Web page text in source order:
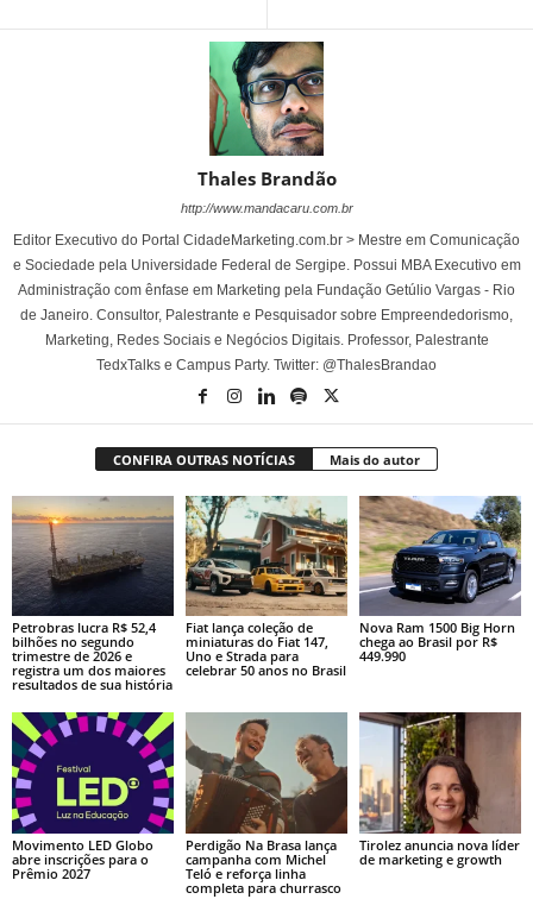
Thales Brandão
http://www.mandacaru.com.br
Editor Executivo do Portal CidadeMarketing.com.br > Mestre em Comunicação
e Sociedade pela Universidade Federal de Sergipe. Possui MBA Executivo em
Administração com ênfase em Marketing pela Fundação Getúlio Vargas - Rio
de Janeiro. Consultor, Palestrante e Pesquisador sobre Empreendedorismo,
Marketing, Redes Sociais e Negócios Digitais. Professor, Palestrante
TedxTalks e Campus Party. Twitter: @ThalesBrandao
CONFIRA OUTRAS NOTÍCIAS Mais do autor
Petrobras lucra R$ 52,4
bilhões no segundo
trimestre de 2026 e
registra um dos maiores
resultados de sua história
Fiat lança coleção de
miniaturas do Fiat 147,
Uno e Strada para
celebrar 50 anos no Brasil
Nova Ram 1500 Big Horn
chega ao Brasil por R$
449.990
Movimento LED Globo
abre inscrições para o
Prêmio 2027
Perdigão Na Brasa lança
campanha com Michel
Teló e reforça linha
completa para churrasco
Tirolez anuncia nova líder
de marketing e growth